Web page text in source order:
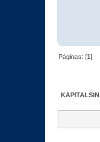
Páginas: [1]
KAPITALSIN